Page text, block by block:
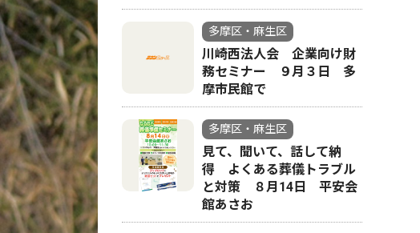
多摩区・麻生区
川崎西法人会 企業向け財
務セミナー ９月３日 多
摩市民館で
多摩区・麻生区
見て、聞いて、話して納
得 よくある葬儀トラブル
と対策 ８月14日 平安会
館あさお